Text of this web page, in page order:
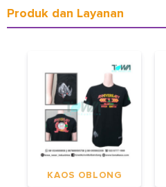
Produk dan Layanan
KAOS OBLONG